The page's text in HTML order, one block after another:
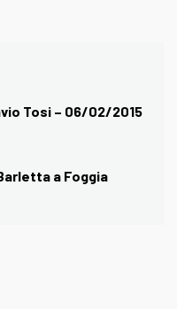
Tosi – 06/02/2015
a Foggia